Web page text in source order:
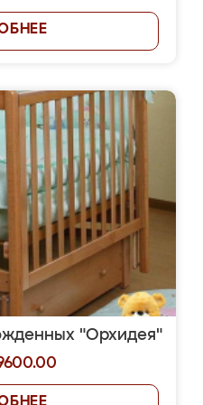
"Орхидея"